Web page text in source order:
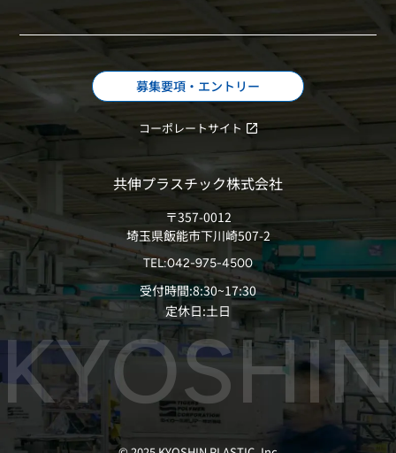
共伸プラスチック株式会社
〒357-0012
埼玉県飯能市下川崎507-2
TEL:042-975-4500
受付時間:8:30~17:30
定休日:土日
募集要項・エントリー
コーポレートサイト